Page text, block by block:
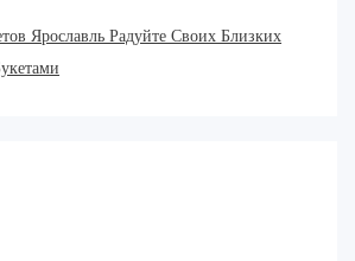
Ярославль Радуйте Своих Близких